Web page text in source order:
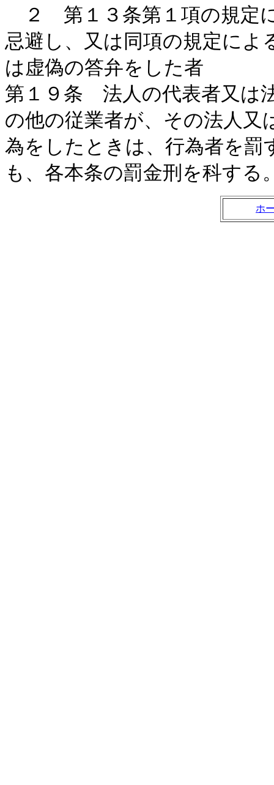
２ 第１３条第１項の規定
忌避し、又は同項の規定によ
は虚偽の答弁をした者
第１９条 法人の代表者又は
の他の従業者が、その法人又
為をしたときは、行為者を
も、各本条の罰金刑を科する
ホ